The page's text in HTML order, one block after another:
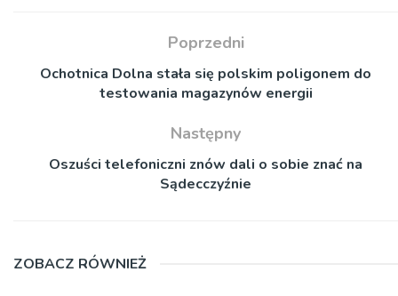
Poprzedni
Ochotnica Dolna stała się polskim poligonem do
testowania magazynów energii
Następny
Oszuści telefoniczni znów dali o sobie znać na
Sądecczyźnie
ZOBACZ RÓWNIEŻ